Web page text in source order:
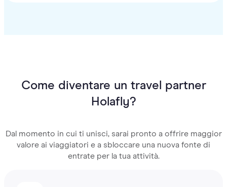
Come diventare un travel partner
Holafly?
Dal momento in cui ti unisci, sarai pronto a offrire maggior
valore ai viaggiatori e a sbloccare una nuova fonte di
entrate per la tua attività.